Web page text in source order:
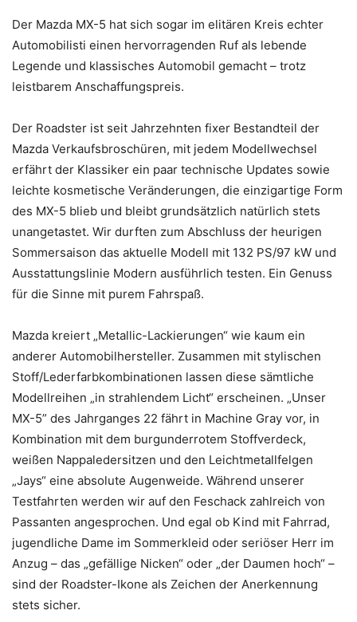
Der Mazda MX-5 hat sich sogar im elitären Kreis echter
Automobilisti einen hervorragenden Ruf als lebende
Legende und klassisches Automobil gemacht – trotz
leistbarem Anschaffungspreis.
Der Roadster ist seit Jahrzehnten fixer Bestandteil der
Mazda Verkaufsbroschüren, mit jedem Modellwechsel
erfährt der Klassiker ein paar technische Updates sowie
leichte kosmetische Veränderungen, die einzigartige Form
des MX-5 blieb und bleibt grundsätzlich natürlich stets
unangetastet. Wir durften zum Abschluss der heurigen
Sommersaison das aktuelle Modell mit 132 PS/97 kW und
Ausstattungslinie Modern ausführlich testen. Ein Genuss
für die Sinne mit purem Fahrspaß.
Mazda kreiert „Metallic-Lackierungen“ wie kaum ein
anderer Automobilhersteller. Zusammen mit stylischen
Stoff/Lederfarbkombinationen lassen diese sämtliche
Modellreihen „in strahlendem Licht“ erscheinen. „Unser
MX-5” des Jahrganges 22 fährt in Machine Gray vor, in
Kombination mit dem burgunderrotem Stoffverdeck,
weißen Nappaledersitzen und den Leichtmetallfelgen
„Jays“ eine absolute Augenweide. Während unserer
Testfahrten werden wir auf den Feschack zahlreich von
Passanten angesprochen. Und egal ob Kind mit Fahrrad,
jugendliche Dame im Sommerkleid oder seriöser Herr im
Anzug – das „gefällige Nicken“ oder „der Daumen hoch“ –
sind der Roadster-Ikone als Zeichen der Anerkennung
stets sicher.